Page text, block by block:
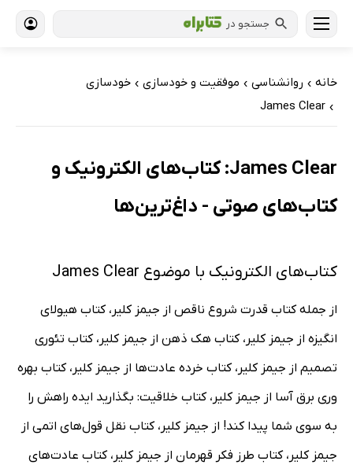
جستجو در
خانه › روانشناسی › موفقیت و خودسازی › خودسازی
›
James Clear
James Clear: کتاب‌های الکترونیک و
کتاب‌های صوتی - داغ‌ترین‌ها
کتاب‌های الکترونیک با موضوع James Clear
از جمله کتاب قدرت شروع ناقص از جیمز کلیر، کتاب هیولای
انگیزه از جیمز کلیر، کتاب هک ذهن از جیمز کلیر، کتاب تئوری
تصمیم از جیمز کلیر، کتاب خرده عادت‌ها از جیمز کلیر، کتاب بهره
وری برق آسا از جیمز کلیر، کتاب خلاقیت: بگذارید ایده راهش را
به سوی شما پیدا کند! از جیمز کلیر، کتاب نقل قول‌های اتمی از
جیمز کلیر، کتاب طرز فکر قهرمان از جیمز کلیر، کتاب عادت‌های